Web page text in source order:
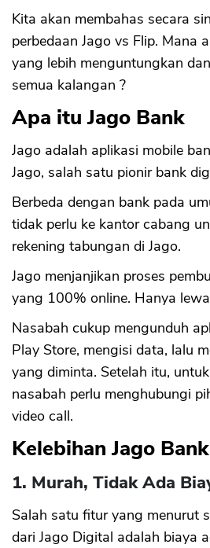
Kita akan membahas secara
perbedaan Jago vs Flip. Mana
yang lebih menguntungkan
semua kalangan ?
Apa itu Jago Bank
Jago adalah aplikasi mobile
Jago, salah satu pionir bank
Berbeda dengan bank pada
tidak perlu ke kantor cabang
rekening tabungan di Jago.
Jago menjanjikan proses
yang 100% online. Hanya
Nasabah cukup mengunduh
Play Store, mengisi data, lalu
yang diminta. Setelah itu,
nasabah perlu menghubungi
video call.
Kelebihan Jago Bank
1. Murah, Tidak Ada
Salah satu fitur yang menurut
dari Jago Digital adalah biaya